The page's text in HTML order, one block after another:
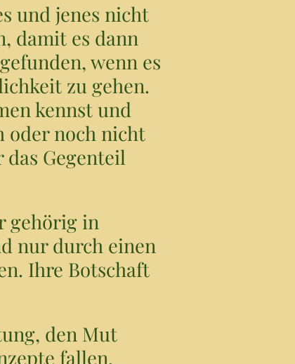
und jenes nicht
damit es dann
wenn es
zu gehen.
kennst und
oder noch nicht
Gegenteil
gehörig in
nur durch einen
Ihre Botschaft
den Mut
fallen.